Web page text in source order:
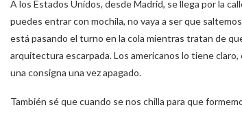
A los Estados Unidos, desde Madrid, se llega por la
puedes entrar con mochila, no vaya a ser que
está pasando el turno en la cola mientras tratan de
arquitectura escarpada. Los americanos lo tiene
una consigna una vez apagado.
También sé que cuando se nos chilla para que